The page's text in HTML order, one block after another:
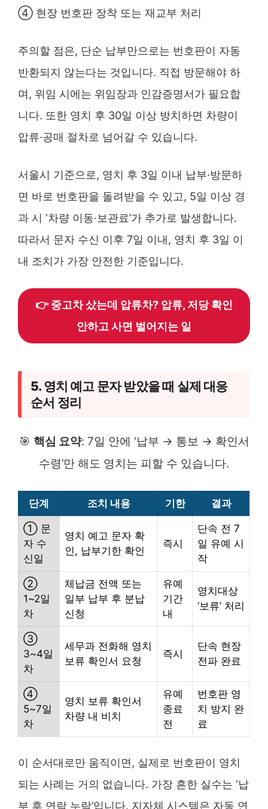
④ 현장 번호판 장착 또는 재교부 처리
주의할 점은, 단순 납부만으로는 번호판이 자동
반환되지 않는다는 것입니다. 직접 방문해야 하
며, 위임 시에는 위임장과 인감증명서가 필요합
니다. 또한 영치 후 30일 이상 방치하면 차량이
압류·공매 절차로 넘어갈 수 있습니다.
서울시 기준으로, 영치 후 3일 이내 납부·방문하
면 바로 번호판을 돌려받을 수 있고, 5일 이상 경
과 시 ‘차량 이동·보관료’가 추가로 발생합니다.
따라서 문자 수신 이후 7일 이내, 영치 후 3일 이
내 조치가 가장 안전한 기준입니다.
👉 중고차 샀는데 압류차? 압류, 저당 확인
안하고 사면 벌어지는 일
5. 영치 예고 문자 받았을 때 실제 대응
순서 정리
🎯 핵심 요약: 7일 안에 ‘납부 → 통보 → 확인서
수령’만 해도 영치는 피할 수 있습니다.
단계 조치 내용 기한 결과
① 문
자 수
신일
영치 예고 문자 확
인, 납부기한 확인
즉시
단속 전 7
일 유예 시
작
②
1~2일
차
체납금 전액 또는
일부 납부 후 분납
신청
유예
기간
내
영치대상
‘보류’ 처리
③
3~4일
차
세무과 전화해 영치
보류 확인서 요청
즉시
단속 현장
전파 완료
④
5~7일
차
영치 보류 확인서
차량 내 비치
유예
종료
전
번호판 영
치 방지 완
료
이 순서대로만 움직이면, 실제로 번호판이 영치
되는 사례는 거의 없습니다. 가장 흔한 실수는 ‘납
부 후 연락 누락’입니다. 지자체 시스템은 자동 연